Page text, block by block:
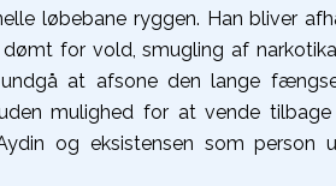
løbebane ryggen. Han bliver
dømt for vold, smugling af
at afsone den lange
mulighed for at vende tilbage
og eksistensen som person